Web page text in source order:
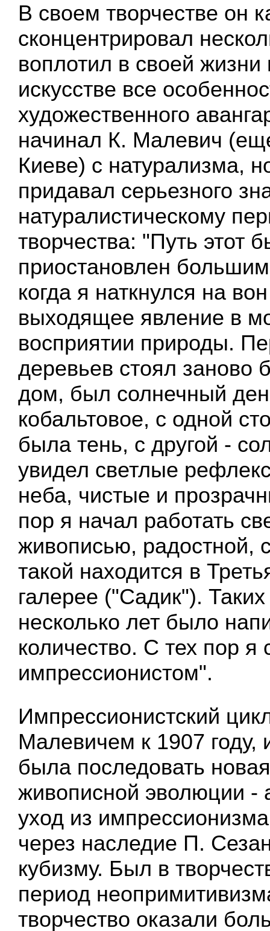
В своем творчестве он
сконцентрировал
воплотил в своей жизни
искусстве все
художественного
начинал К. Малевич
Киеве) с натурализма,
придавал серьезного
натуралистическому
творчества: "Путь этот
приостановлен
когда я наткнулся на
выходящее явление в
восприятии природы.
деревьев стоял заново
дом, был солнечный
кобальтовое, с одной
была тень, с другой -
увидел светлые
неба, чистые и
пор я начал работать
живописью, радостной,
такой находится в
галерее ("Садик").
несколько лет было
количество. С тех пор я
импрессионистом".
Импрессионистский
Малевичем к 1907 году,
была последовать
живописной эволюции -
уход из
через наследие П.
кубизму. Был в
период
творчество оказали